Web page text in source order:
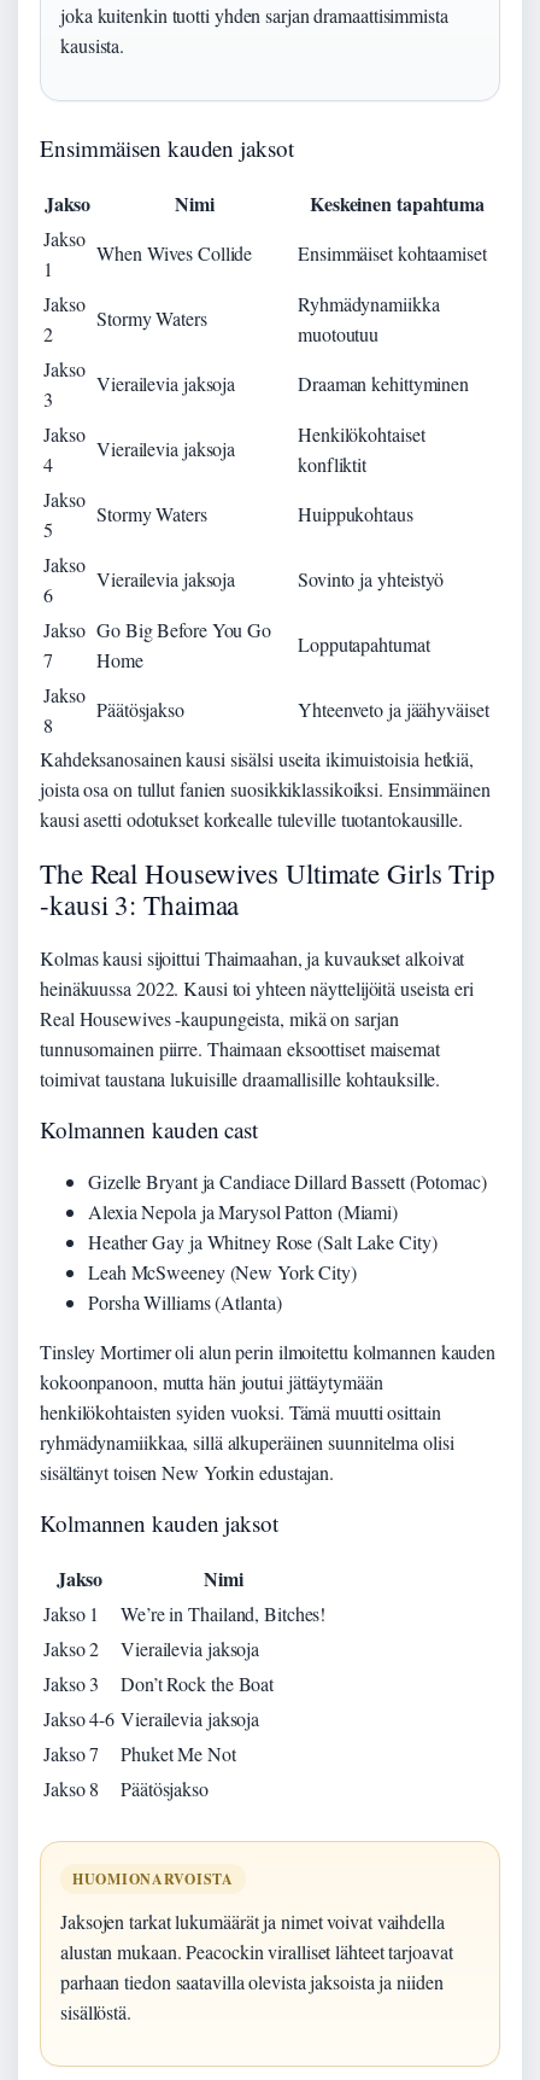
joka kuitenkin tuotti yhden sarjan dramaattisimmista
kausista.
Ensimmäisen kauden jaksot
Jakso Nimi Keskeinen tapahtuma
Jakso
1
When Wives Collide
Ensimmäiset kohtaamiset
Jakso
2
Stormy Waters
Ryhmädynamiikka
muotoutuu
Jakso
3
Vierailevia jaksoja
Draaman kehittyminen
Jakso
4
Vierailevia jaksoja
Henkilökohtaiset
konfliktit
Jakso
5
Stormy Waters
Huippukohtaus
Jakso
6
Vierailevia jaksoja
Sovinto ja yhteistyö
Jakso
7
Go Big Before You Go
Home
Lopputapahtumat
Jakso
8
Päätösjakso
Yhteenveto ja jäähyväiset
Kahdeksanosainen kausi sisälsi useita ikimuistoisia hetkiä,
joista osa on tullut fanien suosikkiklassikoiksi. Ensimmäinen
kausi asetti odotukset korkealle tuleville tuotantokausille.
The Real Housewives Ultimate Girls Trip
-kausi 3: Thaimaa
Kolmas kausi sijoittui Thaimaahan, ja kuvaukset alkoivat
heinäkuussa 2022. Kausi toi yhteen näyttelijöitä useista eri
Real Housewives -kaupungeista, mikä on sarjan
tunnusomainen piirre. Thaimaan eksoottiset maisemat
toimivat taustana lukuisille draamallisille kohtauksille.
Kolmannen kauden cast
Gizelle Bryant ja Candiace Dillard Bassett (Potomac)
Alexia Nepola ja Marysol Patton (Miami)
Heather Gay ja Whitney Rose (Salt Lake City)
Leah McSweeney (New York City)
Porsha Williams (Atlanta)
Tinsley Mortimer oli alun perin ilmoitettu kolmannen kauden
kokoonpanoon, mutta hän joutui jättäytymään
henkilökohtaisten syiden vuoksi. Tämä muutti osittain
ryhmädynamiikkaa, sillä alkuperäinen suunnitelma olisi
sisältänyt toisen New Yorkin edustajan.
Kolmannen kauden jaksot
Jakso Nimi
Jakso 1
We’re in Thailand, Bitches!
Jakso 2
Vierailevia jaksoja
Jakso 3
Don’t Rock the Boat
Jakso 4-6 Vierailevia jaksoja
Jakso 7
Phuket Me Not
Jakso 8
Päätösjakso
HUOMIONARVOISTA
Jaksojen tarkat lukumäärät ja nimet voivat vaihdella
alustan mukaan. Peacockin viralliset lähteet tarjoavat
parhaan tiedon saatavilla olevista jaksoista ja niiden
sisällöstä.